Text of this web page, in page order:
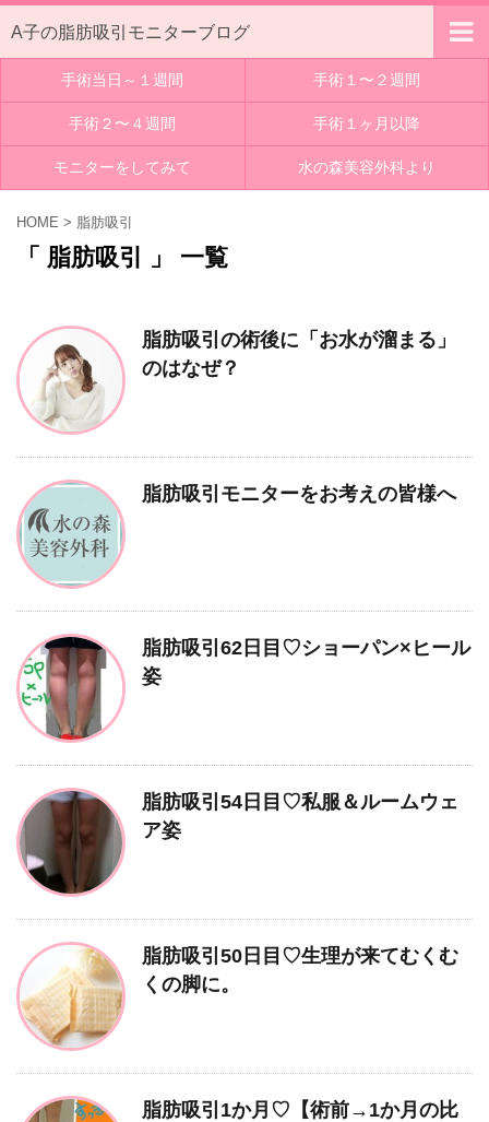
A子の脂肪吸引モニターブログ
手術当日～１週間 手術１〜２週間
手術２〜４週間 手術１ヶ月以降
モニターをしてみて 水の森美容外科より
HOME > 脂肪吸引
「 脂肪吸引 」 一覧
脂肪吸引の術後に「お水が溜まる」
のはなぜ？
脂肪吸引モニターをお考えの皆様へ
脂肪吸引62日目♡ショーパン×ヒール
姿
脂肪吸引54日目♡私服＆ルームウェ
ア姿
脂肪吸引50日目♡生理が来てむくむ
くの脚に。
脂肪吸引1か月♡【術前→1か月の比